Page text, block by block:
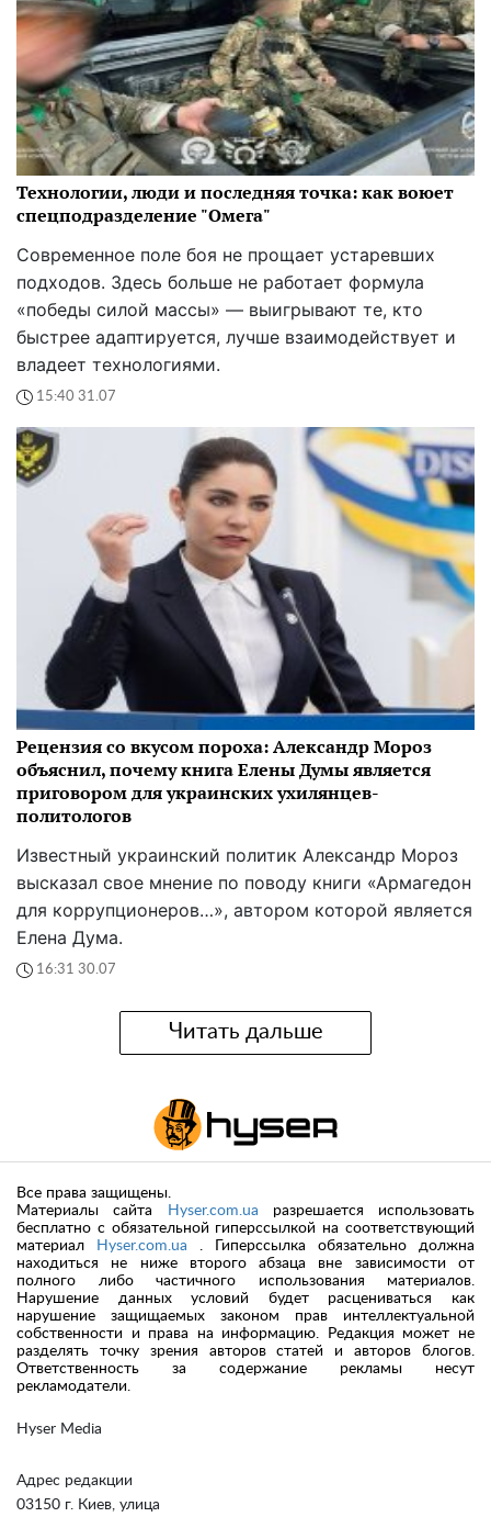
Технологии, люди и последняя точка: как воюет
спецподразделение "Омега"
Современное поле боя не прощает устаревших
подходов. Здесь больше не работает формула
«победы силой массы» — выигрывают те, кто
быстрее адаптируется, лучше взаимодействует и
владеет технологиями.
15:40 31.07
Рецензия со вкусом пороха: Александр Мороз
объяснил, почему книга Елены Думы является
приговором для украинских ухилянцев-
политологов
Известный украинский политик Александр Мороз
высказал свое мнение по поводу книги «Армагедон
для коррупционеров…», автором которой является
Елена Дума.
16:31 30.07
Читать дальше
Hyser Media
Адрес редакции
03150 г. Киев, улица
Все права защищены.
Материалы сайта
Hyser.com.ua разрешается использовать
бесплатно с обязательной гиперссылкой на соответствующий
материал
Hyser.com.ua . Гиперссылка обязательно должна
находиться не ниже второго абзаца вне зависимости от
полного либо частичного использования материалов.
Нарушение данных условий будет расцениваться как
нарушение защищаемых законом прав интеллектуальной
собственности и права на информацию. Редакция может не
разделять точку зрения авторов статей и авторов блогов.
Ответственность за содержание рекламы несут
рекламодатели.